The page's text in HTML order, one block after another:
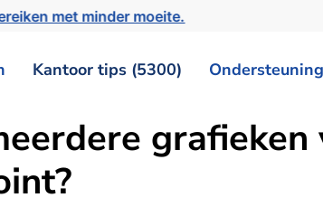
met minder moeite.
Kantoor tips (5300) Ondersteuning
grafieken